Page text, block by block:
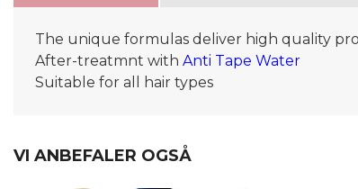
The unique formulas deliver high quality
After-treatmnt with Anti Tape Water
Suitable for all hair types
VI ANBEFALER OGSÅ